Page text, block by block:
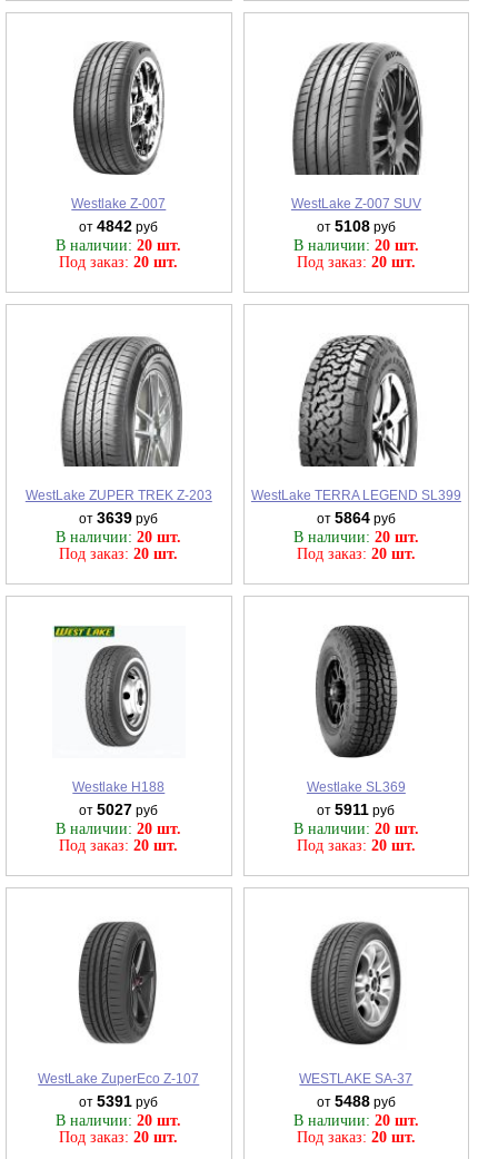
Westlake Z-007
от4842 руб
В наличии:20 шт.
Под заказ:20 шт.
WestLake Z-007 SUV
от 5108руб
В наличии: 20 шт.
Под заказ: 20 шт.
WestLake ZUPER TREK Z-203
от3639 руб
В наличии:20 шт.
Под заказ:20 шт.
WestLake TERRA LEGEND SL399
от 5864руб
В наличии: 20 шт.
Под заказ: 20 шт.
Westlake H188
от5027 руб
В наличии:20 шт.
Под заказ:20 шт.
Westlake SL369
от5911 руб
В наличии: 20 шт.
Под заказ: 20 шт.
WestLake ZuperEco Z-107
от5391 руб
В наличии:20 шт.
Под заказ:20 шт.
WESTLAKE SA-37
от 5488руб
В наличии: 20 шт.
Под заказ: 20 шт.